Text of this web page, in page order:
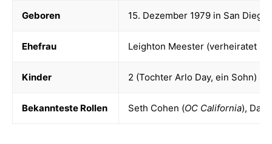
Geboren 15. Dezember 1979 in San
Ehefrau Leighton Meester (verheiratet
Kinder 2 (Tochter Arlo Day, ein Sohn)
Bekannteste Rollen Seth Cohen (OC California),